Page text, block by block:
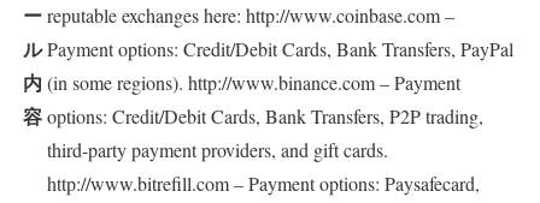
ー
ル
内
容
reputable exchanges here: http://www.coinbase.com –
Payment options: Credit/Debit Cards, Bank Transfers, PayPal
(in some regions). http://www.binance.com – Payment
options: Credit/Debit Cards, Bank Transfers, P2P trading,
third-party payment providers, and gift cards.
http://www.bitrefill.com – Payment options: Paysafecard,